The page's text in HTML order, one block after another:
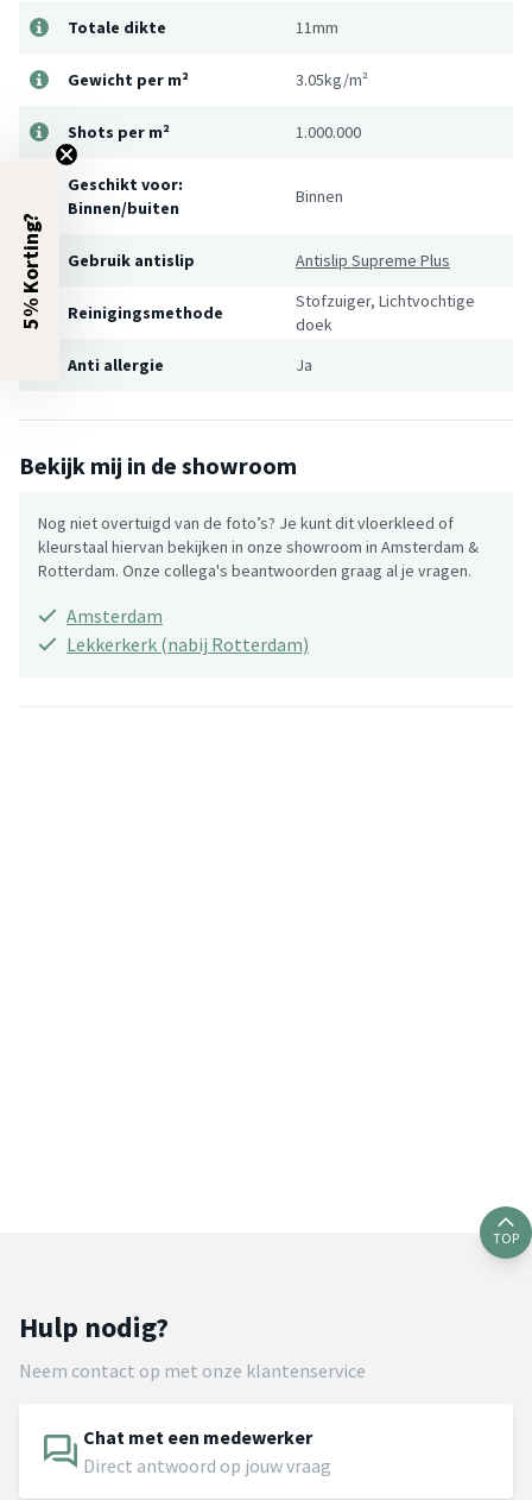
Totale dikte 11mm
Gewicht per m² 3.05kg/m²
Shots per m² 1.000.000
Geschikt voor:
Binnen/buiten
Binnen
Gebruik antislip Antislip Supreme Plus
Reinigingsmethode
Stofzuiger, Lichtvochtige
doek
Anti allergie
Ja
Bekijk mij in de showroom
Nog niet overtuigd van de foto’s? Je kunt dit vloerkleed of
kleurstaal hiervan bekijken in onze showroom in Amsterdam &
Rotterdam. Onze collega's beantwoorden graag al je vragen.
Amsterdam
Lekkerkerk (nabij Rotterdam)
TOP
Hulp nodig?
Neem contact op met onze klantenservice
Chat met een medewerker
Direct antwoord op jouw vraag
5% Korting?